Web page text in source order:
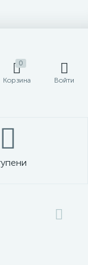
0
Корзина Войти